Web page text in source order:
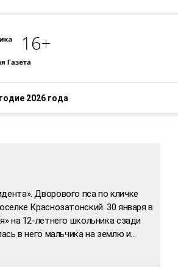
2026 года
Дворового пса по кличке
Краснозатонский. 30 января в
на 12-летнего школьника сзади
в него мальчика на землю и…